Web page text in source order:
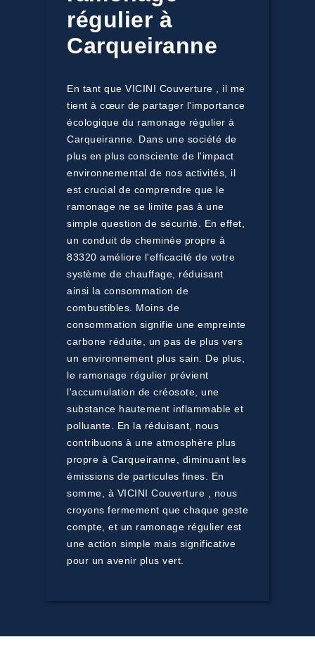
régulier à
Carqueiranne
En tant que VICINI Couverture , il me
tient à cœur de partager l'importance
écologique du ramonage régulier à
Carqueiranne. Dans une société de
plus en plus consciente de l'impact
environnemental de nos activités, il
est crucial de comprendre que le
ramonage ne se limite pas à une
simple question de sécurité. En effet,
un conduit de cheminée propre à
83320 améliore l'efficacité de votre
système de chauffage, réduisant
ainsi la consommation de
combustibles. Moins de
consommation signifie une empreinte
carbone réduite, un pas de plus vers
un environnement plus sain. De plus,
le ramonage régulier prévient
l'accumulation de créosote, une
substance hautement inflammable et
polluante. En la réduisant, nous
contribuons à une atmosphère plus
propre à Carqueiranne, diminuant les
émissions de particules fines. En
somme, à VICINI Couverture , nous
croyons fermement que chaque geste
compte, et un ramonage régulier est
une action simple mais significative
pour un avenir plus vert.